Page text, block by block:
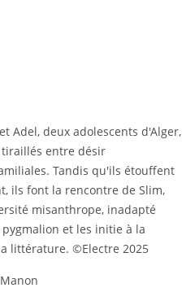
Adel, deux adolescents d'Alger,
entre désir
Tandis qu'ils étouffent
ils font la rencontre de Slim,
misanthrope, inadapté
et les initie à la
littérature. ©Electre 2025